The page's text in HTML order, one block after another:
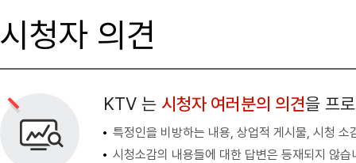
시청자 의견
KTV 는 시청자 여러분의 의견을 프
특정인을 비방하는 내용, 상업적 게시물, 시청
시청소감의 내용들에 대한 답변은 등재되지 않습